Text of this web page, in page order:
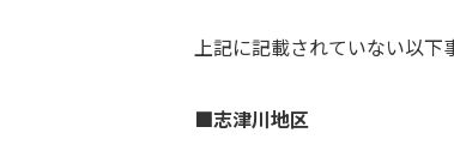
上記に記載されていない以下
■志津川地区